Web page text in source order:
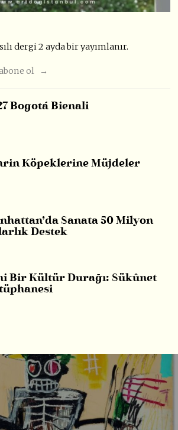
dergi 2 ayda bir yayımlanır.
ol →
Bogotá Bienali
Köpeklerine Müjdeler
Sanata 50 Milyon
Destek
Bir Kültür Durağı: Sükûnet